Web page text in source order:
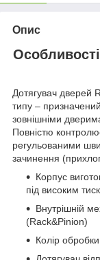
Опис
Дотягувач дверей
типу –
зовнішніми
Повністю
регульованими
зачинення
Корпус
під високим
Внутрішній
(Rack&Pinion)
Колір